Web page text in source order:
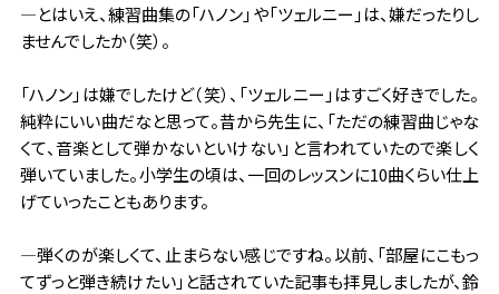
―とはいえ、練習曲集の「ハノン」や「ツェルニー」は、嫌だったりし
ませんでしたか（笑）。
「ハノン」は嫌でしたけど（笑）、「ツェルニー」はすごく好きでした。
純粋にいい曲だなと思って。昔から先生に、「ただの練習曲じゃな
くて、音楽として弾かないといけない」と言われていたので楽しく
弾いていました。小学生の頃は、一回のレッスンに10曲くらい仕上
げていったこともあります。
―弾くのが楽しくて、止まらない感じですね。以前、「部屋にこもっ
てずっと弾き続けたい」と話されていた記事も拝見しましたが、鈴